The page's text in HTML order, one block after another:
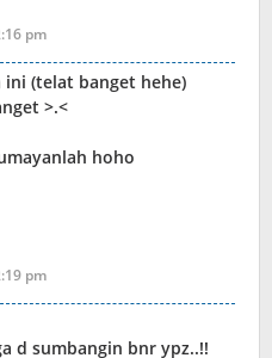
pm
ini (telat banget hehe)
>.<
hoho
pm
d sumbangin bnr ypz..!!